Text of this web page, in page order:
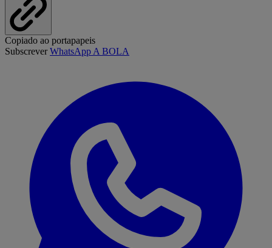
Copiado ao portapapeis
SubscreverWhatsApp A BOLA